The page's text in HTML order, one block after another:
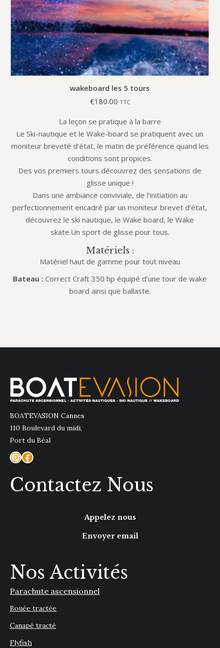
wakeboard les 5 tours
€180.00 TTC
La leçon se pratique à la barre
Le Ski-nautique et le Wake-board se pratiquent avec un
moniteur breveté d’état, le matin de préférence quand les
conditions sont propices.
Des vos premiers tours découvrez des sensations de
glisse unique !
Dans une ambiance conviviale, de l’initiation au
perfectionnement encadré par un moniteur brevet d’état,
découvrez le ski nautique, le Wake board, le Wake
skate.Un sport de glisse pour tous.
Matériels :
Matériel haut de gamme pour tout niveau
Bateau : Correct Craft 350 hp équipé d’une tour de wake
board ainsi que ballaste.
BOATEVASION Cannes
110 Boulevard du midi,
Port du Béal
Instagram
Facebook
Contactez Nous
Appelez nous
Envoyer email
Nos Activités
Parachute ascensionnel
Bouée tractée
Canapé tracté
Flyfish